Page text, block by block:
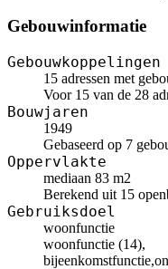
Gebouwinformatie
Gebouwkoppelingen
15 adressen met
Voor 15 van de 28
Bouwjaren
1949
Gebaseerd op 7
Oppervlakte
mediaan 83 m2
Berekend uit 15
Gebruiksdoel
woonfunctie
woonfunctie (14),